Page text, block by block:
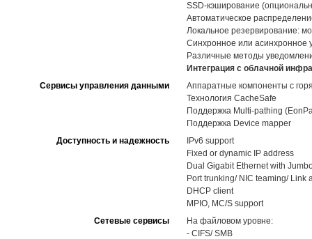
SSD-кэширование
Автоматическое
Локальное резервирование:
Синхронное или асинхронное
Различные методы
Интеграция с облачной
Сервисы управления данными
Аппаратные компоненты с
Технология CacheSafe
Поддержка Multi-pathing
Поддержка Device mapper
Доступность и надежность
IPv6 support
Fixed or dynamic IP address
Dual Gigabit Ethernet with
Port trunking/ NIC teaming/ Link
DHCP client
MPIO, MC/S support
Сетевые сервисы
На файловом уровне:
- CIFS/ SMB